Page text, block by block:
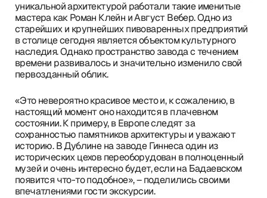
уникальной архитектурой работали такие именитые
мастера как Роман Клейн и Август Вебер. Одно из
старейших и крупнейших пивоваренных предприятий
в столице сегодня является объектом культурного
наследия. Однако пространство завода с течением
времени развивалось и значительно изменило свой
первозданный облик.
«Это невероятно красивое место и, к сожалению, в
настоящий момент оно находится в плачевном
состоянии. К примеру, в Европе следят за
сохранностью памятников архитектуры и уважают
историю. В Дублине на заводе Гиннеса один из
исторических цехов переоборудован в полноценный
музей и очень интересно будет, если на Бадаевском
появится что-то подобное», – поделились своими
впечатлениями гости экскурсии.